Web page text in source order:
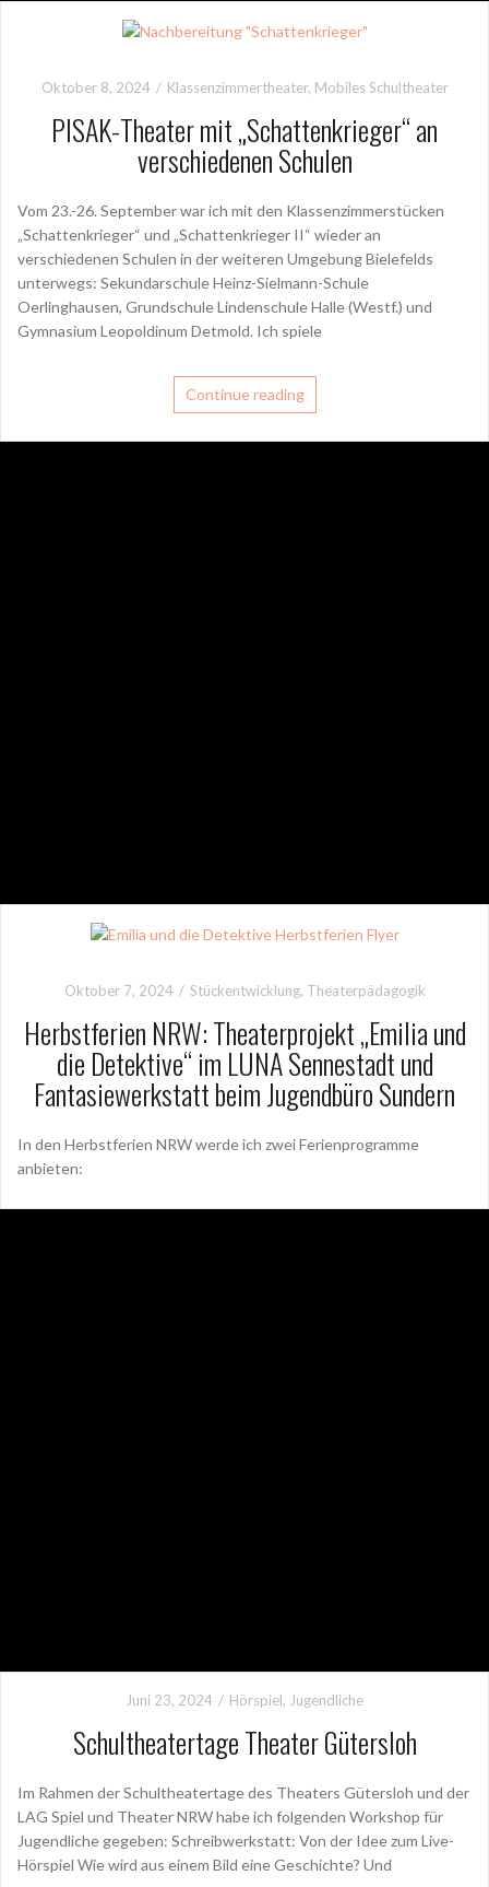
Oktober 8, 2024 Klassenzimmertheater, Mobiles Schultheater
PISAK-Theater mit „Schattenkrieger“ an
verschiedenen Schulen
Vom 23.-26. September war ich mit den Klassenzimmerstücken
„Schattenkrieger“ und „Schattenkrieger II“ wieder an
verschiedenen Schulen in der weiteren Umgebung Bielefelds
unterwegs: Sekundarschule Heinz-Sielmann-Schule
Oerlinghausen, Grundschule Lindenschule Halle (Westf.) und
Gymnasium Leopoldinum Detmold. Ich spiele
Continue reading
Oktober 7, 2024 Stückentwicklung, Theaterpädagogik
Herbstferien NRW: Theaterprojekt „Emilia und
die Detektive“ im LUNA Sennestadt und
Fantasiewerkstatt beim Jugendbüro Sundern
In den Herbstferien NRW werde ich zwei Ferienprogramme
anbieten:
Juni 23, 2024 Hörspiel, Jugendliche
Schultheatertage Theater Gütersloh
Im Rahmen der Schultheatertage des Theaters Gütersloh und der
LAG Spiel und Theater NRW habe ich folgenden Workshop für
Jugendliche gegeben: Schreibwerkstatt: Von der Idee zum Live-
Hörspiel Wie wird aus einem Bild eine Geschichte? Und